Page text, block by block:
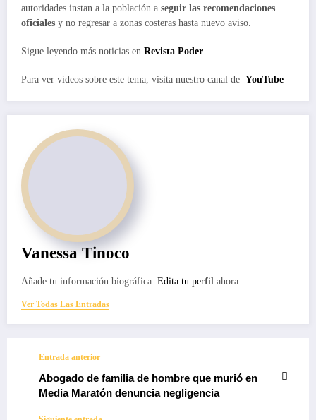
autoridades instan a la población a seguir las recomendaciones
oficiales y no regresar a zonas costeras hasta nuevo aviso.
Sigue leyendo más noticias en Revista Poder
Para ver vídeos sobre este tema, visita nuestro canal de YouTube
Vanessa Tinoco
Añade tu información biográfica. Edita tu perfil ahora.
Ver Todas Las Entradas
Entrada anterior
Abogado de familia de hombre que murió en
Media Maratón denuncia negligencia